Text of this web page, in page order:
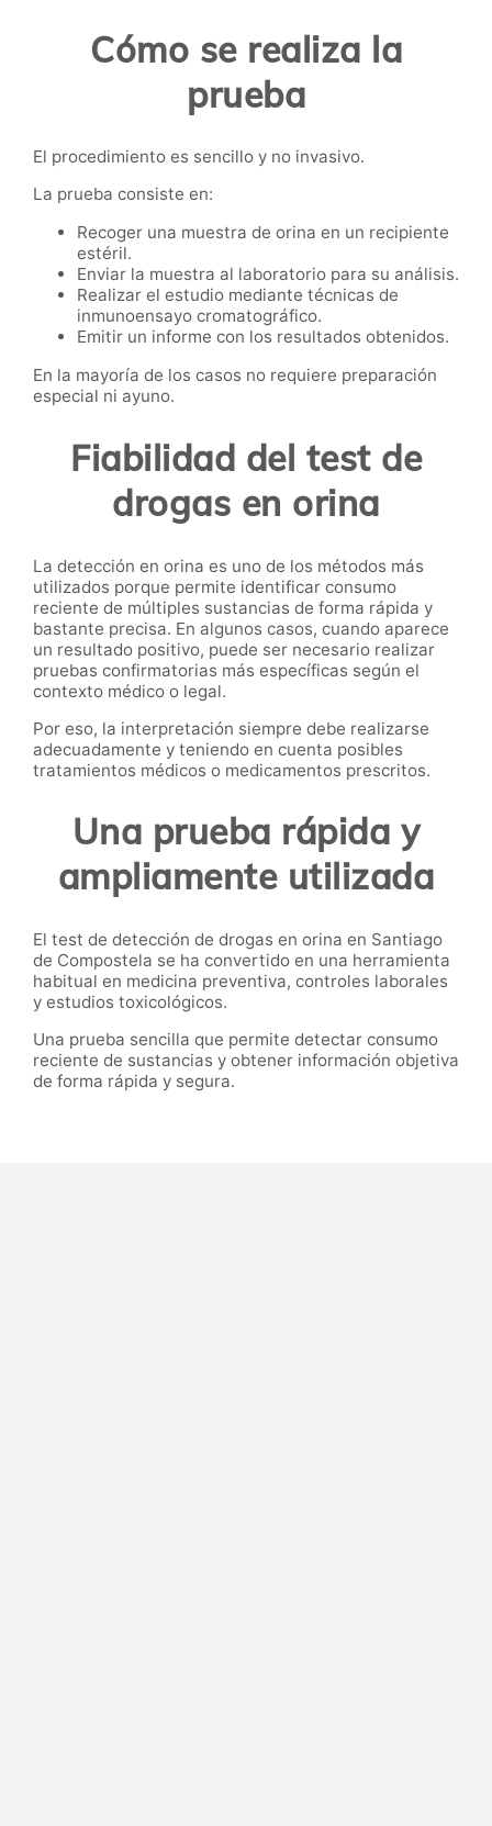
Cómo se realiza la
prueba
El procedimiento es sencillo y no invasivo.
La prueba consiste en:
Recoger una muestra de orina en un recipiente
estéril.
Enviar la muestra al laboratorio para su análisis.
Realizar el estudio mediante técnicas de
inmunoensayo cromatográfico.
Emitir un informe con los resultados obtenidos.
En la mayoría de los casos no requiere preparación
especial ni ayuno.
Fiabilidad del test de
drogas en orina
La detección en orina es uno de los métodos más
utilizados porque permite identificar consumo
reciente de múltiples sustancias de forma rápida y
bastante precisa. En algunos casos, cuando aparece
un resultado positivo, puede ser necesario realizar
pruebas confirmatorias más específicas según el
contexto médico o legal.
Por eso, la interpretación siempre debe realizarse
adecuadamente y teniendo en cuenta posibles
tratamientos médicos o medicamentos prescritos.
Una prueba rápida y
ampliamente utilizada
El test de detección de drogas en orina en Santiago
de Compostela se ha convertido en una herramienta
habitual en medicina preventiva, controles laborales
y estudios toxicológicos.
Una prueba sencilla que permite detectar consumo
reciente de sustancias y obtener información objetiva
de forma rápida y segura.